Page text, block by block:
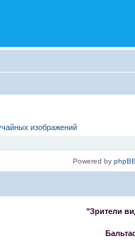
изображений
Powered by
"Зрители